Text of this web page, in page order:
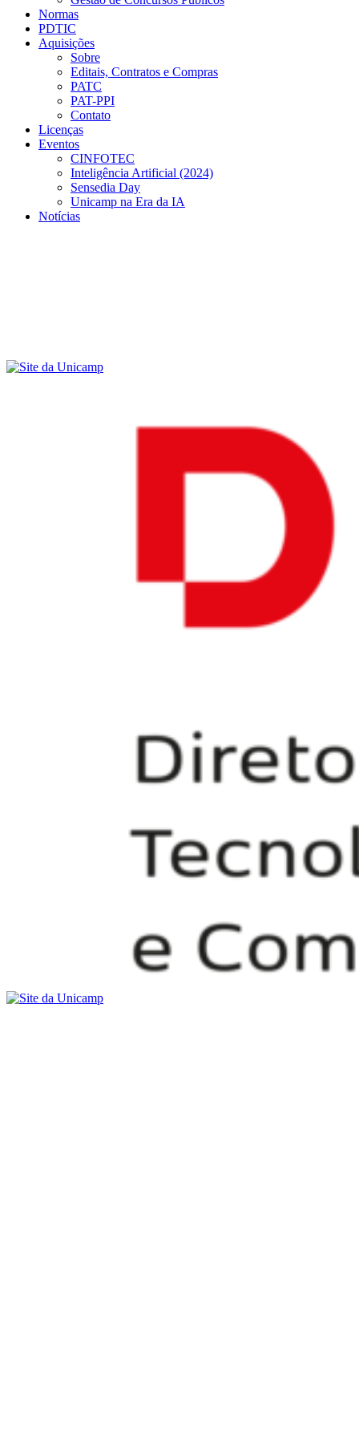
Normas
PDTIC
Aquisições
Sobre
Editais, Contratos e Compras
PATC
PAT-PPI
Contato
Licenças
Eventos
CINFOTEC
Inteligência Artificial (2024)
Sensedia Day
Unicamp na Era da IA
Notícias